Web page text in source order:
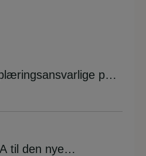
på
uddannelsen
til den nye